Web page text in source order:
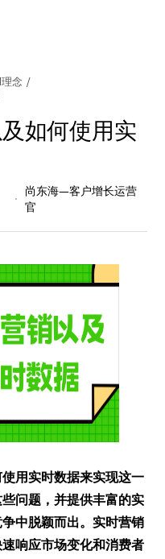
念 /
如何使用实
尚东海—客户增长运营
官
用实时数据来实现这一
问题，并提供丰富的实
中脱颖而出。实时营销
响应市场变化和消费者